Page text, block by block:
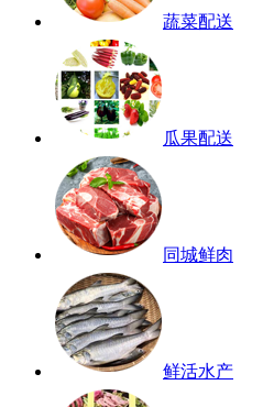
蔬菜配送
瓜果配送
同城鲜肉
鲜活水产